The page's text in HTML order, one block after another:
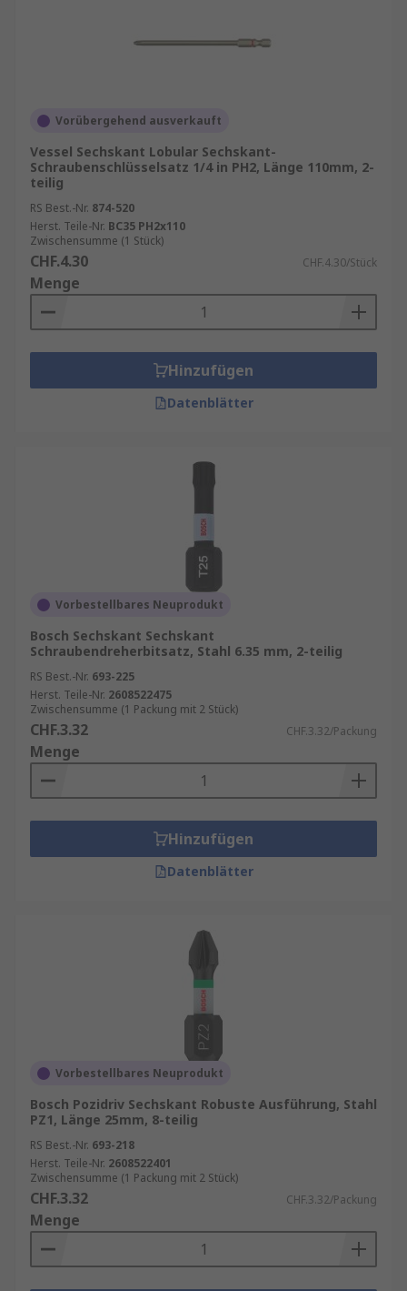
Vorübergehend ausverkauft
Vessel Sechskant Lobular Sechskant-
Schraubenschlüsselsatz 1/4 in PH2, Länge 110mm, 2-
teilig
RS Best.-Nr. 874-520
Herst. Teile-Nr. BC35 PH2x110
Zwischensumme (1 Stück)
CHF.4.30 CHF.4.30/Stück
Menge
Hinzufügen
Datenblätter
Vorbestellbares Neuprodukt
Bosch Sechskant Sechskant
Schraubendreherbitsatz, Stahl 6.35 mm, 2-teilig
RS Best.-Nr. 693-225
Herst. Teile-Nr. 2608522475
Zwischensumme (1 Packung mit 2 Stück)
CHF.3.32 CHF.3.32/Packung
Menge
Hinzufügen
Datenblätter
Vorbestellbares Neuprodukt
Bosch Pozidriv Sechskant Robuste Ausführung, Stahl
PZ1, Länge 25mm, 8-teilig
RS Best.-Nr. 693-218
Herst. Teile-Nr. 2608522401
Zwischensumme (1 Packung mit 2 Stück)
CHF.3.32 CHF.3.32/Packung
Menge